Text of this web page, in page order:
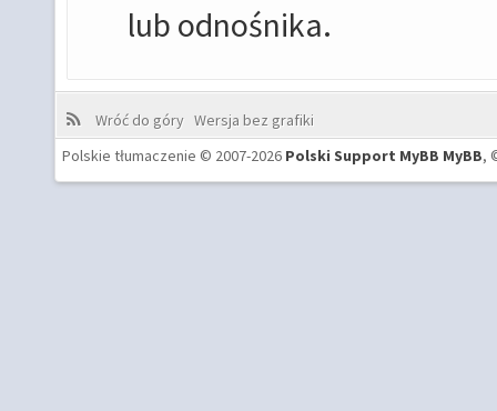
lub odnośnika.
Wróć do góry Wersja bez grafiki
Polskie tłumaczenie © 2007-2026 Polski Support MyBB MyBB,